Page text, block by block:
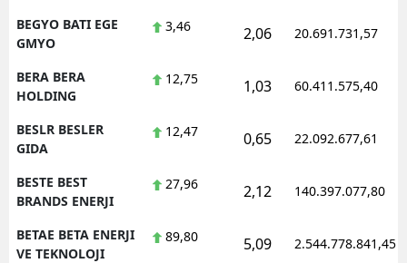
BEGYO BATI EGE
GMYO
3,46 2,06 20.691.731,57
BERA BERA
HOLDING
12,75 1,03 60.411.575,40
BESLR BESLER
GIDA
12,47 0,65 22.092.677,61
BESTE BEST
BRANDS ENERJI
27,96 2,12 140.397.077,80
BETAE BETA ENERJI
VE TEKNOLOJI
89,80 5,09 2.544.778.841,45